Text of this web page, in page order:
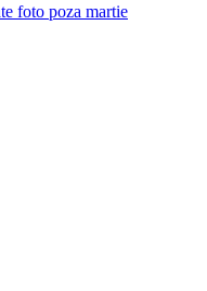
foto poza martie